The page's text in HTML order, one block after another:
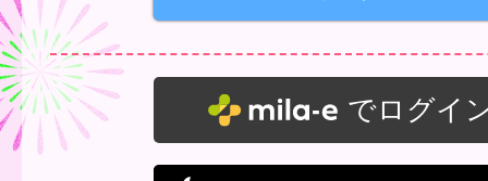
でログイ